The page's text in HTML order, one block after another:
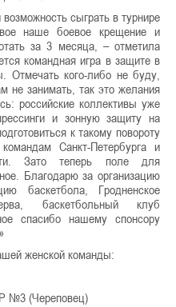
сыграть в турнире
наше боевое крещение и
за 3 месяца, – отметила
командная игра в защите в
Отмечать кого-либо не буду,
не занимать, так это желания
российские коллективы уже
и зонную защиту на
к такому повороту
Санкт-Петербурга и
Зато теперь поле для
Благодарю за организацию
баскетбола, Гродненское
баскетбольный клуб
спасибо нашему спонсору
женской команды:
№3 (Череповец)